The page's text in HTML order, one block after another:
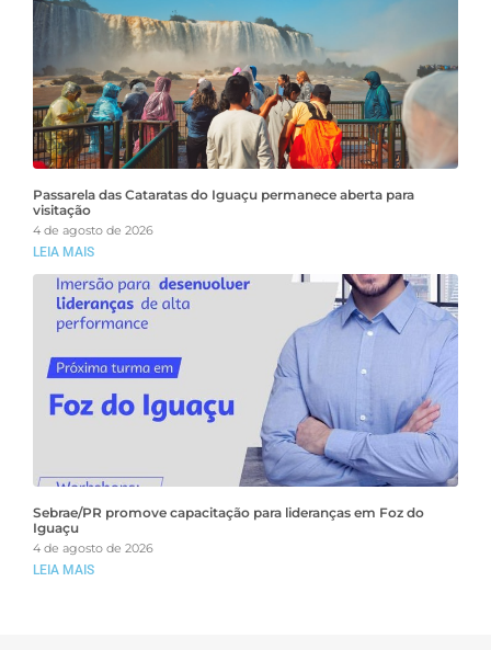
Passarela das Cataratas do Iguaçu permanece aberta para
visitação
4 de agosto de 2026
LEIA MAIS
Sebrae/PR promove capacitação para lideranças em Foz do
Iguaçu
4 de agosto de 2026
LEIA MAIS